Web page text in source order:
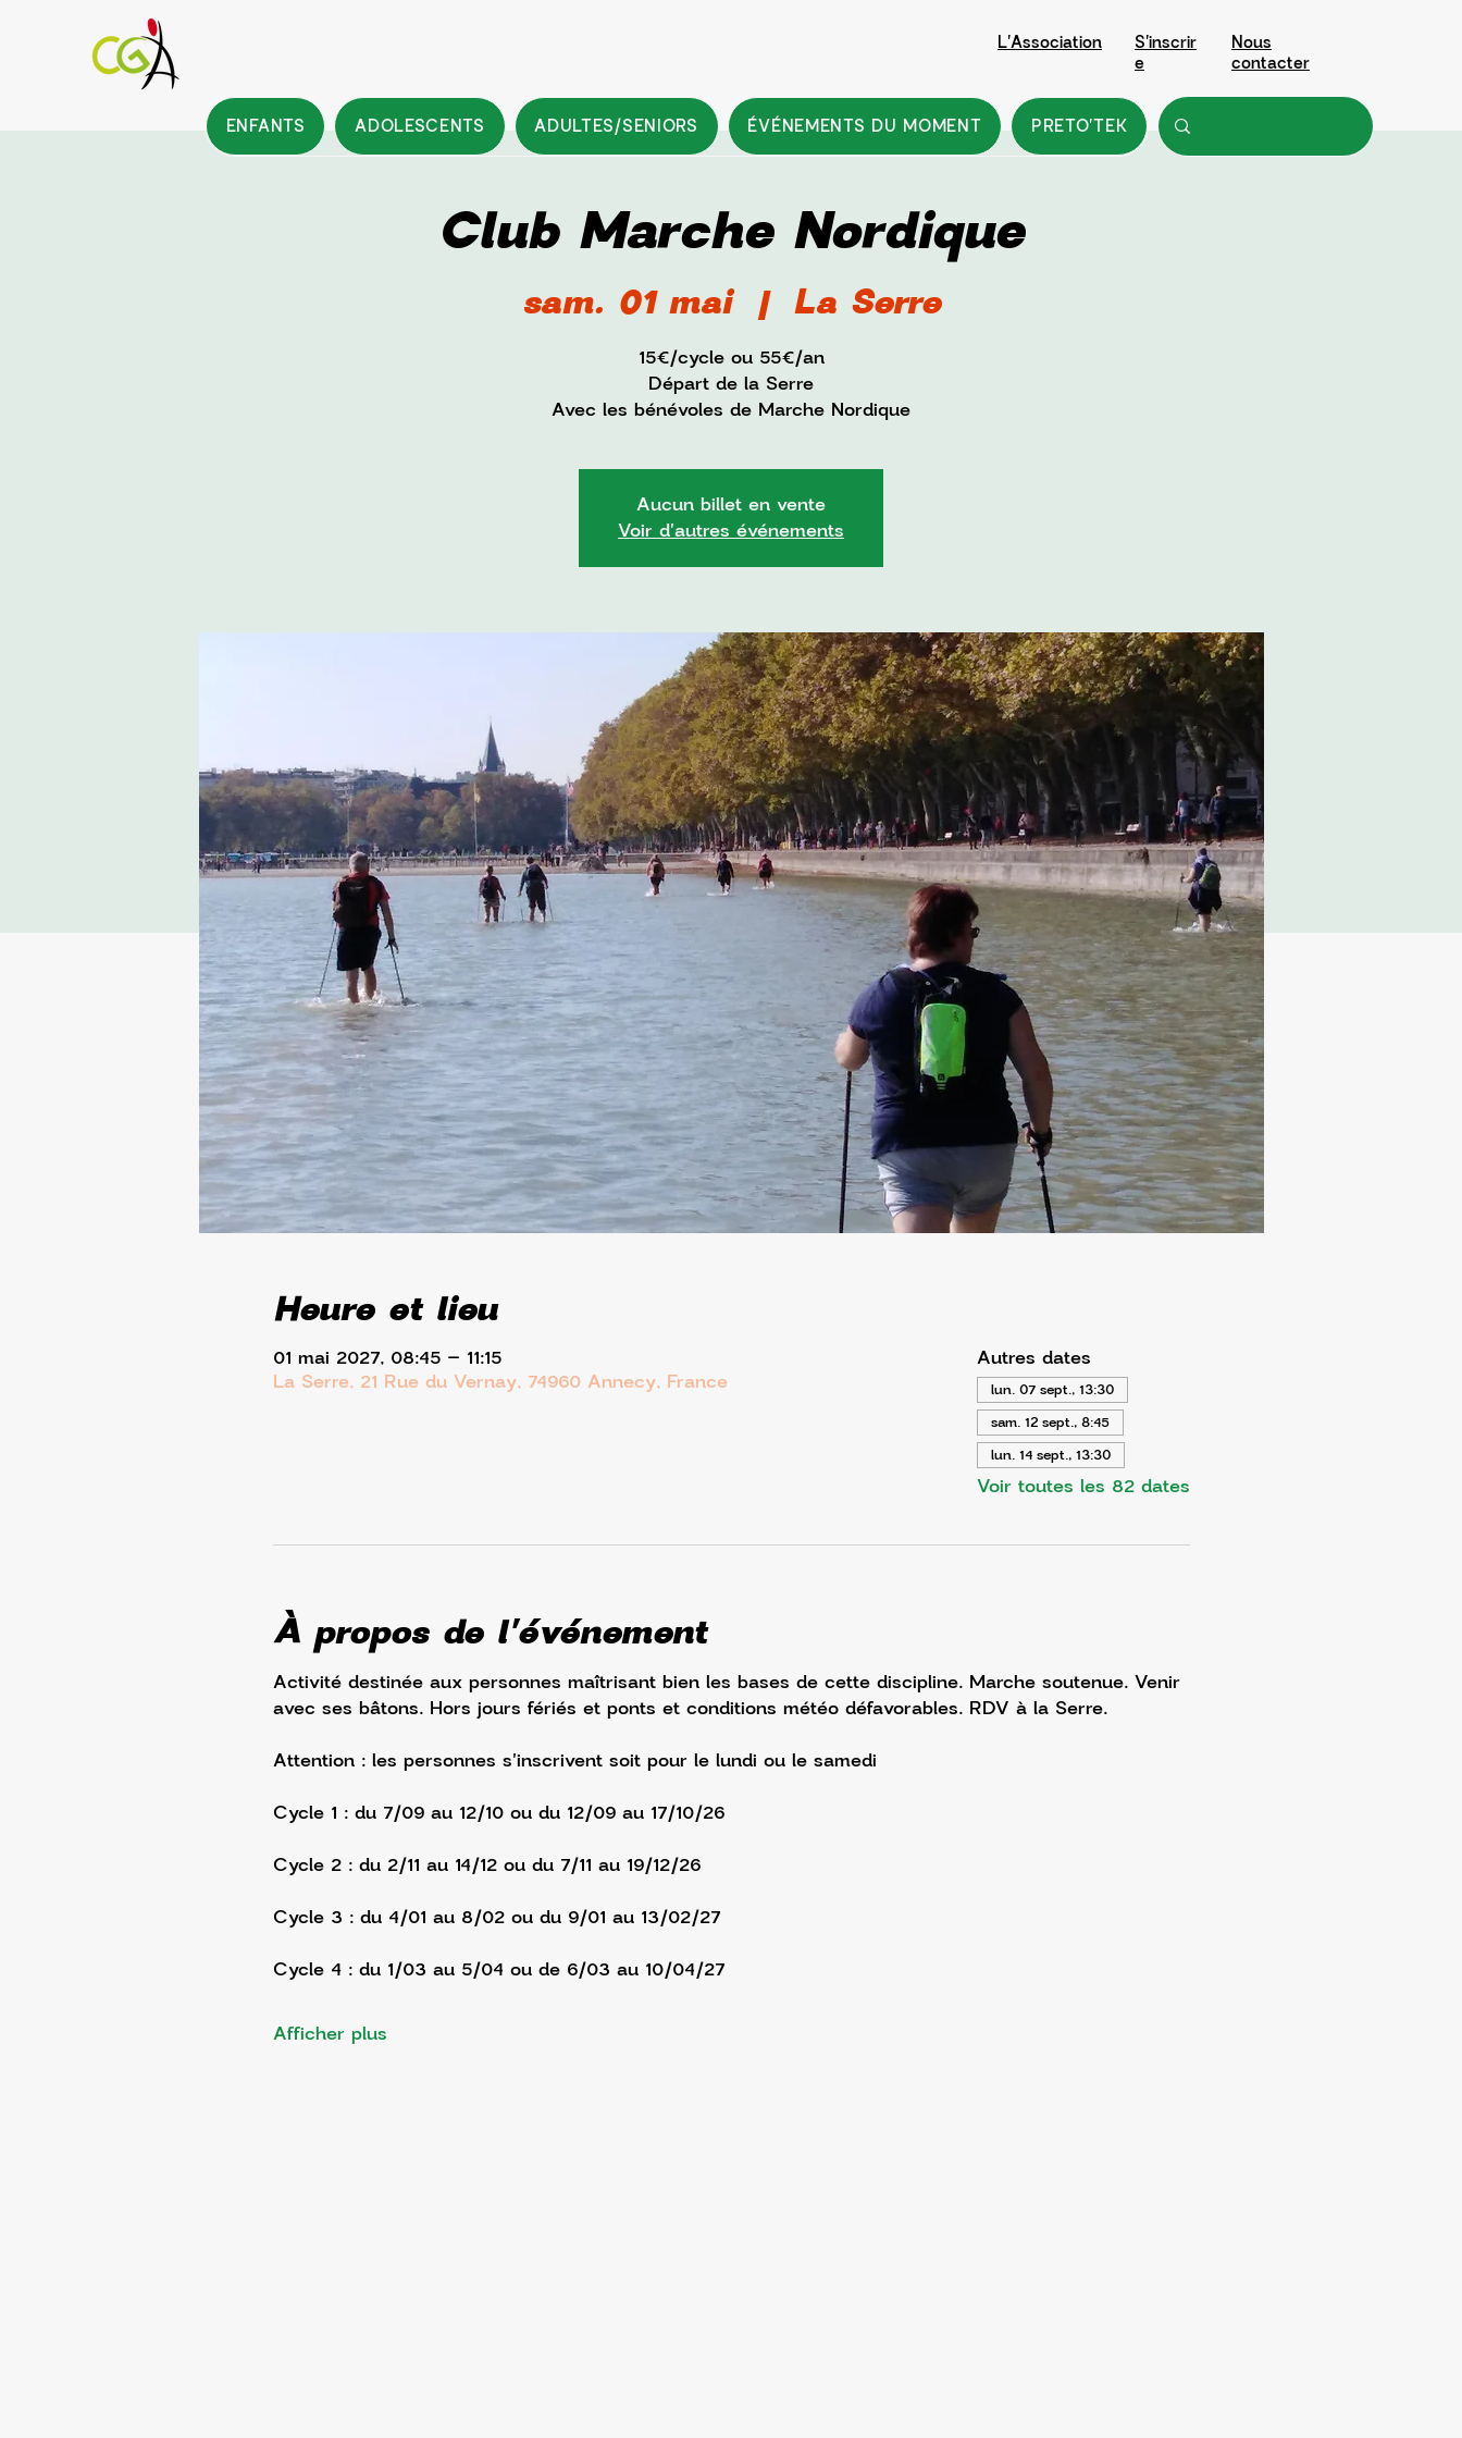
L'Association S'inscrir
e
Nous
contacter
ENFANTS
ADOLESCENTS ADULTES/SENIORS ÉVÉNEMENTS DU MOMENT PRETO'TEK
Club Marche Nordique
sam. 01 mai
  |
La Serre
15€/cycle ou 55€/an
Départ de la Serre
Avec les bénévoles de Marche Nordique
Aucun billet en vente
Voir d'autres événements
Heure et lieu
01 mai 2027, 08:45 – 11:15
La Serre, 21 Rue du Vernay, 74960 Annecy, France
Autres dates
lun. 07 sept., 13:30
sam. 12 sept., 8:45
lun. 14 sept., 13:30
Voir toutes les 82 dates
À propos de l'événement
Activité destinée aux personnes maîtrisant bien les bases de cette discipline. Marche soutenue. Venir
avec ses bâtons. Hors jours fériés et ponts et conditions météo défavorables. RDV à la Serre.
Attention : les personnes s'inscrivent soit pour le lundi ou le samedi
Cycle 1 : du 7/09 au 12/10 ou du 12/09 au 17/10/26
Cycle 2 : du 2/11 au 14/12 ou du 7/11 au 19/12/26
Cycle 3 : du 4/01 au 8/02 ou du 9/01 au 13/02/27
Cycle 4 : du 1/03 au 5/04 ou de 6/03 au 10/04/27
Afficher plus